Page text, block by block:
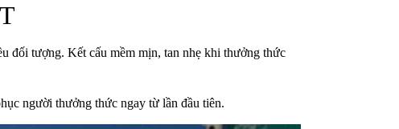
đối tượng. Kết cấu mềm mịn, tan nhẹ khi thưởng thức
người thưởng thức ngay từ lần đầu tiên.